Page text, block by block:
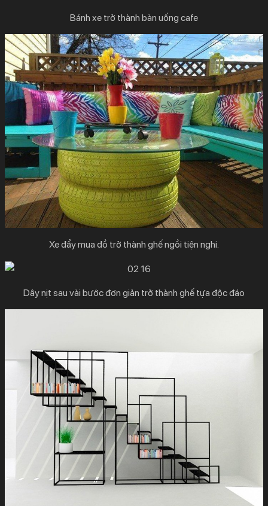
Bánh xe trở thành bàn uống cafe
Xe đẩy mua đồ trở thành ghế ngồi tiện nghi.
Dây nịt sau vài bước đơn giản trở thành ghế tựa độc đáo